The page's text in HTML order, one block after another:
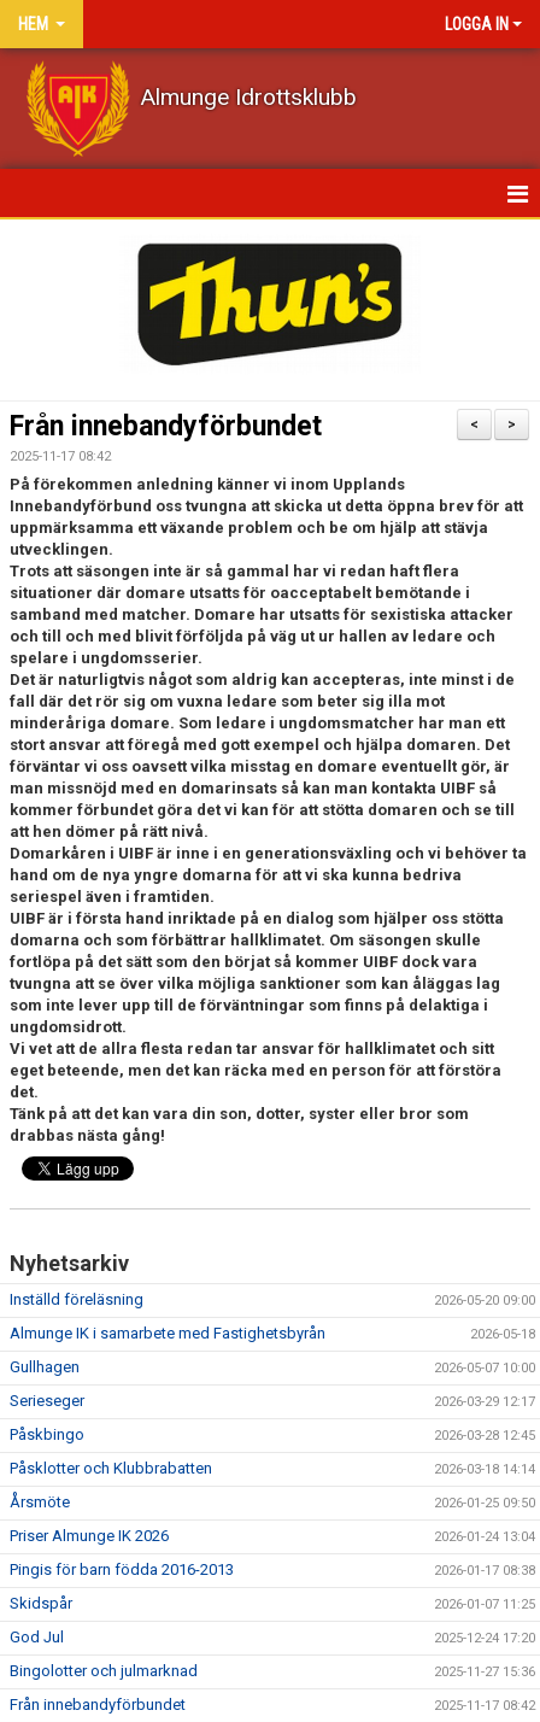
HEM LOGGA IN
Almunge Idrottsklubb
MATCHER
DOKUMENT
KONTAKT
OM KLUBBEN
STARTA ETT LAG
>
<
Från innebandyförbundet
2025-11-17 08:42
På förekommen anledning känner vi inom Upplands
Innebandyförbund oss tvungna att skicka ut detta öppna brev för att
uppmärksamma ett växande problem och be om hjälp att stävja
utvecklingen.
Trots att säsongen inte är så gammal har vi redan haft flera
situationer där domare utsatts för oacceptabelt bemötande i
samband med matcher. Domare har utsatts för sexistiska attacker
och till och med blivit förföljda på väg ut ur hallen av ledare och
spelare i ungdomsserier.
Det är naturligtvis något som aldrig kan accepteras, inte minst i de
fall där det rör sig om vuxna ledare som beter sig illa mot
minderåriga domare. Som ledare i ungdomsmatcher har man ett
stort ansvar att föregå med gott exempel och hjälpa domaren. Det
förväntar vi oss oavsett vilka misstag en domare eventuellt gör, är
man missnöjd med en domarinsats så kan man kontakta UIBF så
kommer förbundet göra det vi kan för att stötta domaren och se till
att hen dömer på rätt nivå.
Domarkåren i UIBF är inne i en generationsväxling och vi behöver ta
hand om de nya yngre domarna för att vi ska kunna bedriva
seriespel även i framtiden.
UIBF är i första hand inriktade på en dialog som hjälper oss stötta
domarna och som förbättrar hallklimatet. Om säsongen skulle
fortlöpa på det sätt som den börjat så kommer UIBF dock vara
tvungna att se över vilka möjliga sanktioner som kan åläggas lag
som inte lever upp till de förväntningar som finns på delaktiga i
ungdomsidrott.
Vi vet att de allra flesta redan tar ansvar för hallklimatet och sitt
eget beteende, men det kan räcka med en person för att förstöra
det.
Tänk på att det kan vara din son, dotter, syster eller bror som
drabbas nästa gång!
Nyhetsarkiv
Inställd föreläsning 2026-05-20 09:00
Almunge IK i samarbete med Fastighetsbyrån 2026-05-18
Gullhagen 2026-05-07 10:00
Serieseger 2026-03-29 12:17
Påskbingo 2026-03-28 12:45
Påsklotter och Klubbrabatten 2026-03-18 14:14
Årsmöte 2026-01-25 09:50
Priser Almunge IK 2026 2026-01-24 13:04
Pingis för barn födda 2016-2013 2026-01-17 08:38
Skidspår 2026-01-07 11:25
God Jul 2025-12-24 17:20
Bingolotter och julmarknad 2025-11-27 15:36
Från innebandyförbundet 2025-11-17 08:42